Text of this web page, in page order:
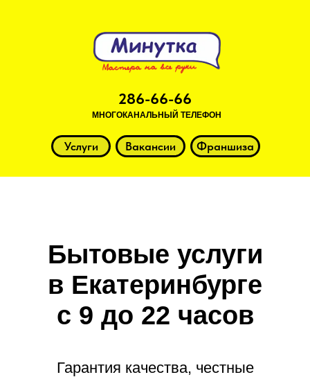
286-66-66
МНОГОКАНАЛЬНЫЙ ТЕЛЕФОН
Услуги Вакансии Франшиза
Бытовые услуги
в Екатеринбурге
с 9 до 22 часов
Гарантия качества, честные